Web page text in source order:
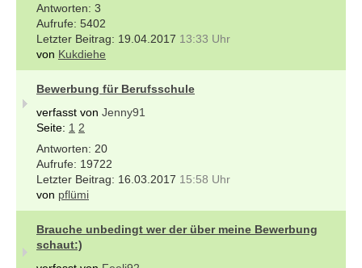
3
5402
19.04.2017 13:33 Uhr
von Kukdiehe
Bewerbung für Berufsschule
verfasst von Jenny91
Seite: 1 2
20
19722
16.03.2017 15:58 Uhr
von pflümi
Brauche unbedingt wer der über meine Bewerbung
schaut:)